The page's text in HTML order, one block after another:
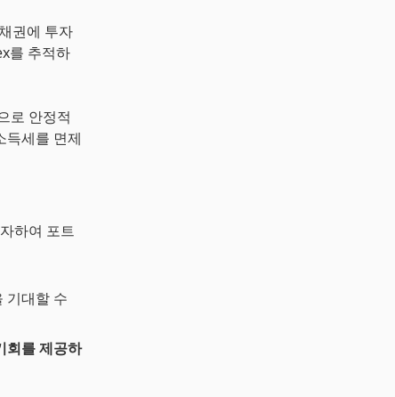
권에 투자
를 추적하
로 안정적
득세를 면제
하여 포트
기대할 수
회를 제공하